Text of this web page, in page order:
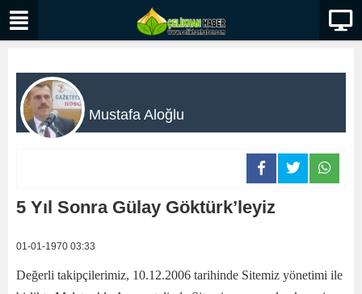
Mustafa Aloğlu
5 Yıl Sonra Gülay Göktürk’leyiz
01-01-1970 03:33
Değerli takipçilerimiz, 10.12.2006 tarihinde Sitemiz yönetimi ile